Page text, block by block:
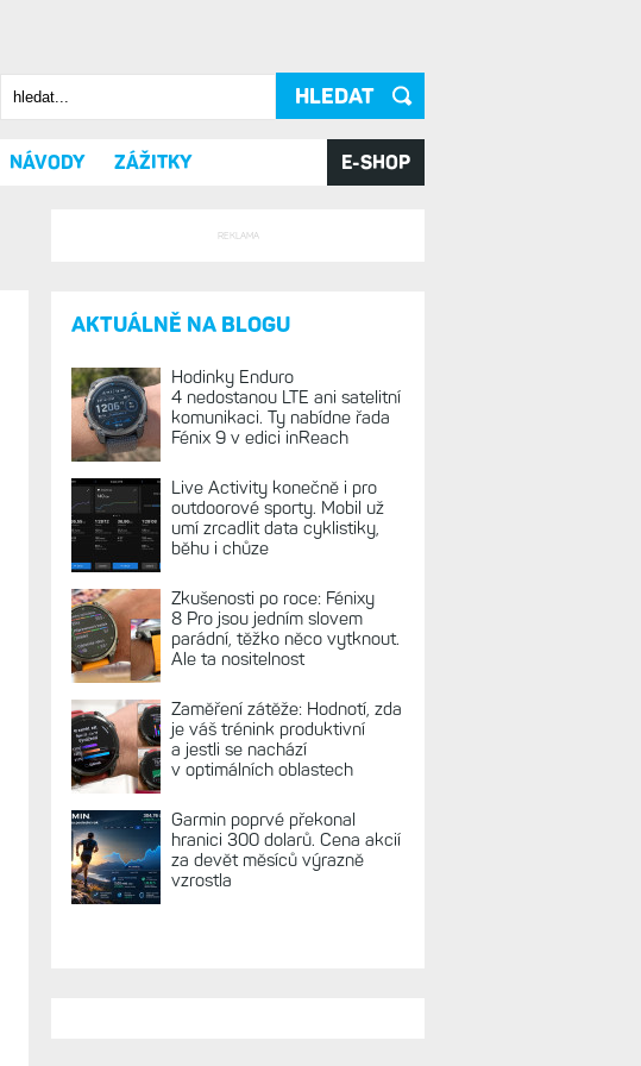
Vyhledávání
Hledat
NÁVODY ZÁŽITKY E-SHOP
REKLAMA
AKTUÁLNĚ NA BLOGU
Hodinky Enduro
4 nedostanou LTE ani satelitní
komunikaci. Ty nabídne řada
Fénix 9 v edici inReach
Live Activity konečně i pro
outdoorové sporty. Mobil už
umí zrcadlit data cyklistiky,
běhu i chůze
Zkušenosti po roce: Fénixy
8 Pro jsou jedním slovem
parádní, těžko něco vytknout.
Ale ta nositelnost
Zaměření zátěže: Hodnotí, zda
je váš trénink produktivní
a jestli se nachází
v optimálních oblastech
Garmin poprvé překonal
hranici 300 dolarů. Cena akcií
za devět měsíců výrazně
vzrostla